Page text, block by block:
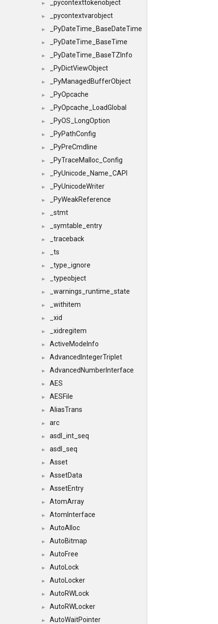
► _pycontexttokenobject
► _pycontextvarobject
► _PyDateTime_BaseDateTime
► _PyDateTime_BaseTime
► _PyDateTime_BaseTZInfo
► _PyDictViewObject
► _PyManagedBufferObject
► _PyOpcache
► _PyOpcache_LoadGlobal
► _PyOS_LongOption
► _PyPathConfig
► _PyPreCmdline
► _PyTraceMalloc_Config
► _PyUnicode_Name_CAPI
► _PyUnicodeWriter
► _PyWeakReference
► _stmt
► _symtable_entry
► _traceback
► _ts
► _type_ignore
► _typeobject
► _warnings_runtime_state
► _withitem
► _xid
► _xidregitem
► ActiveModeInfo
► AdvancedIntegerTriplet
► AdvancedNumberInterface
► AES
► AESFile
► AliasTrans
► arc
► asdl_int_seq
► asdl_seq
► Asset
► AssetData
► AssetEntry
► AtomArray
► AtomInterface
► AutoAlloc
► AutoBitmap
► AutoFree
► AutoLock
► AutoLocker
► AutoRWLock
► AutoRWLocker
► AutoWaitPointer